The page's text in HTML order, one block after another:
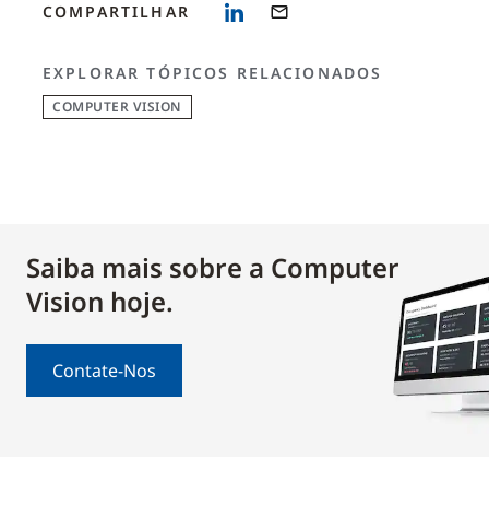
COMPARTILHAR
EXPLORAR TÓPICOS RELACIONADOS
COMPUTER VISION
Saiba mais sobre a Computer
Vision hoje.
Contate-Nos